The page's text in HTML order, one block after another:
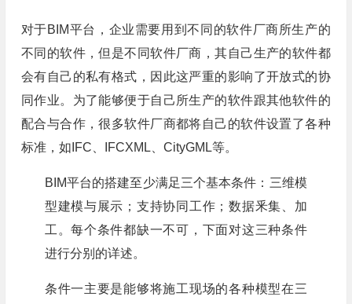
对于BIM平台，企业需要用到不同的软件厂商所生产的
不同的软件，但是不同软件厂商，其自己生产的软件都
会有自己的私有格式，因此这严重的影响了开放式的协
同作业。为了能够便于自己所生产的软件跟其他软件的
配合与合作，很多软件厂商都将自己的软件设置了各种
标准，如IFC、IFCXML、CityGML等。
BIM平台的搭建至少满足三个基本条件：三维模
型建模与展示；支持协同工作；数据釆集、加
工。每个条件都缺一不可，下面对这三种条件
进行分别的详述。
条件一主要是能够将施工现场的各种模型在三